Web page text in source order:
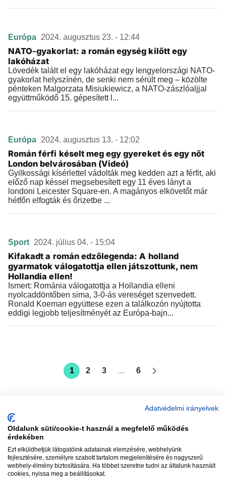
Európa 2024. augusztus 23. - 12:44
NATO-gyakorlat: a román egység kilőtt egy
lakóházat
Lövedék talált el egy lakóházat egy lengyelországi NATO-
gyakorlat helyszínén, de senki nem sérült meg – közölte
pénteken Malgorzata Misiukiewicz, a NATO-zászlóaljjal
együttműködő 15. gépesített l...
Európa 2024. augusztus 13. - 12:02
Román férfi késelt meg egy gyereket és egy nőt
London belvárosában (Videó)
Gyilkossági kísérlettel vádolták meg kedden azt a férfit, aki
előző nap késsel megsebesített egy 11 éves lányt a
londoni Leicester Square-en. A magányos elkövetőt már
hétfőn elfogták és őrizetbe ...
Sport 2024. július 04. - 15:04
Kifakadt a román edzőlegenda: A holland
gyarmatok válogatottja ellen játszottunk, nem
Hollandia ellen!
Ismert: Románia válogatottja a Hollandia elleni
nyolcaddöntőben sima, 3-0-ás vereséget szenvedett.
Ronald Koeman együttese ezen a találkozón nyújtotta
eddigi legjobb teljesítményét az Európa-bajn...
1 2 3 … 6
Szerkesztőség:szerk@vadhajtasok.hu
Modi:moderator@vadhajtasok.hu
Adatvédelmi irányelvek
Oldalunk süti/cookie-t használ a megfelelő működés
érdekében
Ezt elküldhetjük látogatóink adatainak elemzésére, webhelyünk
fejlesztésére, személyre szabott tartalom megjelenítésére és nagyszerű
webhely-élmény biztosítására. Ha többet szeretne tudni az általunk használt
cookies, nyissa meg a beállításokat.